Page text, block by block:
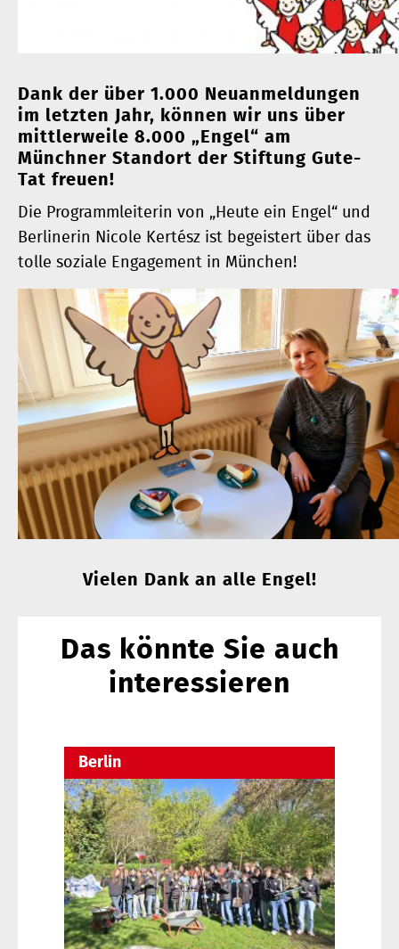
Dank der über 1.000 Neuanmeldungen
im letzten Jahr, können wir uns über
mittlerweile 8.000 „Engel“ am
Münchner Standort der Stiftung Gute-
Tat freuen!
Die Programmleiterin von „Heute ein Engel“ und
Berlinerin Nicole Kertész ist begeistert über das
tolle soziale Engagement in München!
Vielen Dank an alle Engel!
Das könnte Sie auch
interessieren
Berlin